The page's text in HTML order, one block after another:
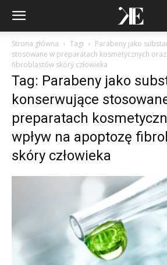
Strona główna Tagi
Parabeny jako
stosowane w preparatach kosmetycznych
fibroblastów skóry człowieka
Tag: Parabeny jako
konserwujące
preparatach
wpływ na apoptozę
skóry człowieka